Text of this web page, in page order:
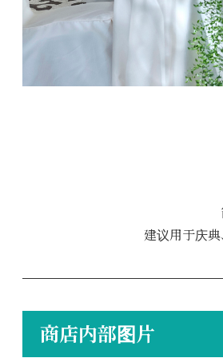
建议用于庆
商店内部图片